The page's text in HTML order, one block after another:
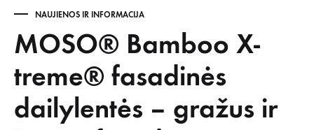
NAUJIENOS IR INFORMACIJA
MOSO® Bamboo X-
treme® fasadinės
dailylentės – gražus ir